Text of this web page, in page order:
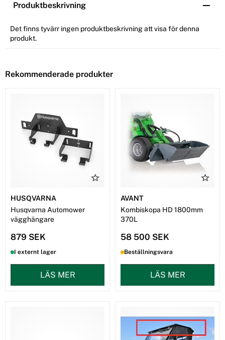
Produktbeskrivning
Det finns tyvärr ingen produktbeskrivning att visa för denna
produkt.
Rekommenderade produkter
HUSQVARNA
Husqvarna Automower
vägghängare
879 SEK
I externt lager
LÄS MER
AVANT
Kombiskopa HD 1800mm
370L
58 500 SEK
Beställningsvara
LÄS MER